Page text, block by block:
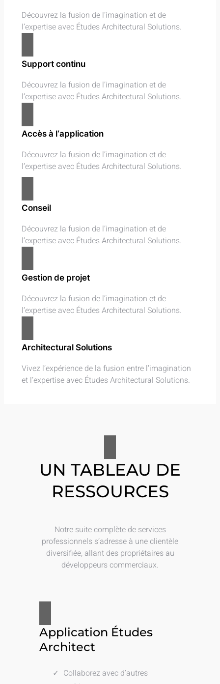
Découvrez la fusion de l’imagination et de
l’expertise avec Études Architectural Solutions.
Support continu
Découvrez la fusion de l’imagination et de
l’expertise avec Études Architectural Solutions.
Accès à l‘application
Découvrez la fusion de l’imagination et de
l’expertise avec Études Architectural Solutions.
Conseil
Découvrez la fusion de l’imagination et de
l’expertise avec Études Architectural Solutions.
Gestion de projet
Découvrez la fusion de l’imagination et de
l’expertise avec Études Architectural Solutions.
Architectural Solutions
Vivez l’expérience de la fusion entre l’imagination
et l’expertise avec Études Architectural Solutions.
UN TABLEAU DE
RESSOURCES
Notre suite complète de services
professionnels s’adresse à une clientèle
diversifiée, allant des propriétaires au
développeurs commerciaux.
Application Études
Architect
Collaborez avec d’autres